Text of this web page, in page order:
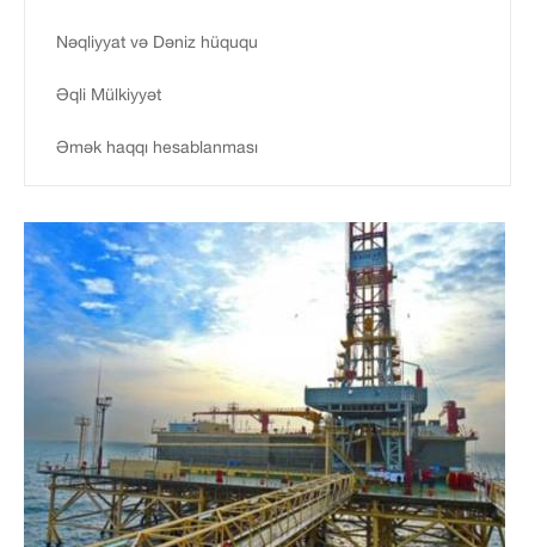
Nəqliyyat və Dəniz hüququ
Əqli Mülkiyyət
Əmək haqqı hesablanması